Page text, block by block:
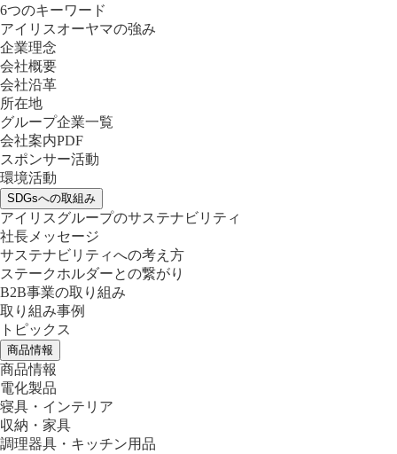
6つのキーワード
アイリスオーヤマの強み
企業理念
会社概要
会社沿革
所在地
グループ企業一覧
会社案内PDF
スポンサー活動
環境活動
SDGsへの取組み
アイリスグループのサステナビリティ
社長メッセージ
サステナビリティへの考え方
ステークホルダーとの繋がり
B2B事業の取り組み
取り組み事例
トピックス
商品情報
商品情報
電化製品
寝具・インテリア
収納・家具
調理器具・キッチン用品